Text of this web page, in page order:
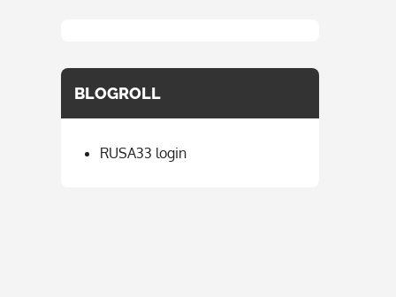
BLOGROLL
RUSA33 login